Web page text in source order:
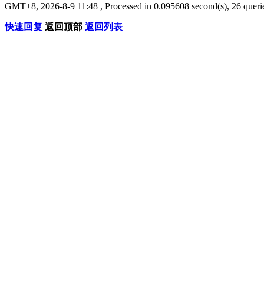
GMT+8, 2026-8-9 11:48 , Processed in 0.095608 second(s), 26
快速回复 返回顶部 返回列表